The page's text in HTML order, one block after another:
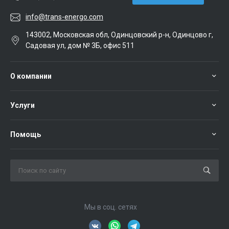
info@trans-energo.com
143002, Московская обл, Одинцовский р-н, Одинцово г,
Садовая ул, дом № 3Б, офис 511
О компании
Услуги
Помощь
Мы в соц. сетях